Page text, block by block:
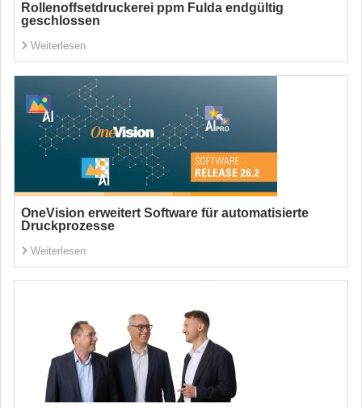
Rollenoffsetdruckerei ppm Fulda endgültig
geschlossen
Weiterlesen
OneVision erweitert Software für automatisierte
Druckprozesse
Weiterlesen